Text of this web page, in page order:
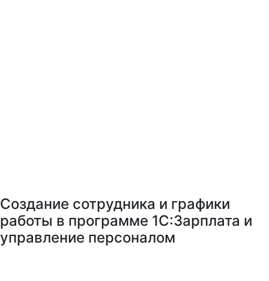
Создание сотрудника и графики
работы в программе 1С:Зарплата и
управление персоналом